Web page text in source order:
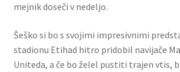
mejnik doseči v nedeljo.
Šeško si bo s svojimi impresivnimi
stadionu Etihad hitro pridobil navijače
Uniteda, a če bo želel pustiti trajen vtis,